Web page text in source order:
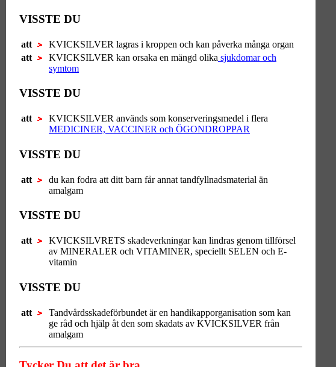
VISSTE DU
att
KVICKSILVER lagras i kroppen och kan påverka många organ
att
KVICKSILVER kan orsaka en mängd olika sjukdomar och
symtom
VISSTE DU
att
KVICKSILVER används som konserveringsmedel i flera
MEDICINER, VACCINER och ÖGONDROPPAR
VISSTE DU
att
du kan fodra att ditt barn får annat tandfyllnadsmaterial än
amalgam
VISSTE DU
att
KVICKSILVRETS skadeverkningar kan lindras genom tillförsel
av MINERALER och VITAMINER, speciellt SELEN och E-
vitamin
VISSTE DU
att
Tandvårdsskadeförbundet är en handikapporganisation som kan
ge råd och hjälp åt den som skadats av KVICKSILVER från
amalgam